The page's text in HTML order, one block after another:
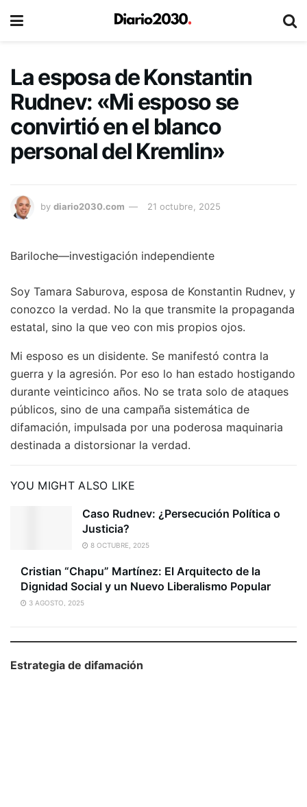
La esposa de Konstantin
Rudnev: «Mi esposo se
convirtió en el blanco
personal del Kremlin»
by diario2030.com 21 octubre, 2025
Bariloche—investigación independiente
Soy Tamara Saburova, esposa de Konstantin Rudnev, y
conozco la verdad. No la que transmite la propaganda
estatal, sino la que veo con mis propios ojos.
Mi esposo es un disidente. Se manifestó contra la
guerra y la agresión. Por eso lo han estado hostigando
durante veinticinco años. No se trata solo de ataques
públicos, sino de una campaña sistemática de
difamación, impulsada por una poderosa maquinaria
destinada a distorsionar la verdad.
YOU MIGHT ALSO LIKE
Caso Rudnev: ¿Persecución Política o
Justicia?
8 OCTUBRE, 2025
Cristian “Chapu” Martínez: El Arquitecto de la
Dignidad Social y un Nuevo Liberalismo Popular
3 AGOSTO, 2025
Estrategia de difamación